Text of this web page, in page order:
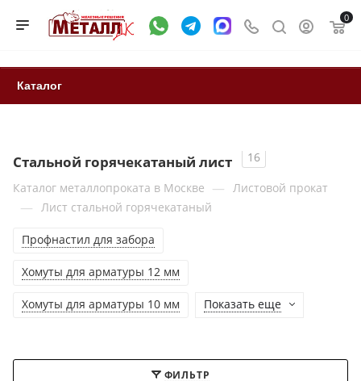
0
Каталог
Стальной горячекатаный лист
16
Каталог металлопроката в Москве — Листовой прокат
— Лист стальной горячекатаный
Профнастил для забора
Хомуты для арматуры 12 мм
Хомуты для арматуры 10 мм Показать еще
ФИЛЬТР